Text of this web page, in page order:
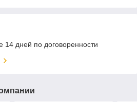
14 дней по договоренности